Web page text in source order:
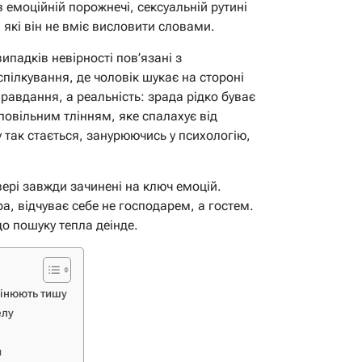
порожнечі, сексуальній рутині
він не вміє висловити словами.
невірності пов’язані з
де чоловік шукає на стороні
а реальність: зрада рідко буває
тлінням, яке спалахує від
стається, занурюючись у психологію,
завжди зачинені на ключ емоцій.
відчуває себе не господарем, а гостем.
пошуку тепла деінде.
тишу